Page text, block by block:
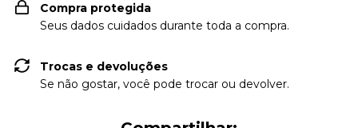
Compra protegida
Seus dados cuidados durante toda a compra.
Trocas e devoluções
Se não gostar, você pode trocar ou devolver.